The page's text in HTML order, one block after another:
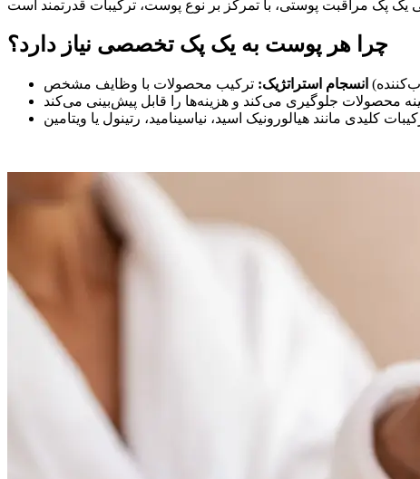
چرا هر پوست به یک پک تخصصی نیاز دارد؟
انسجام استراتژیک: